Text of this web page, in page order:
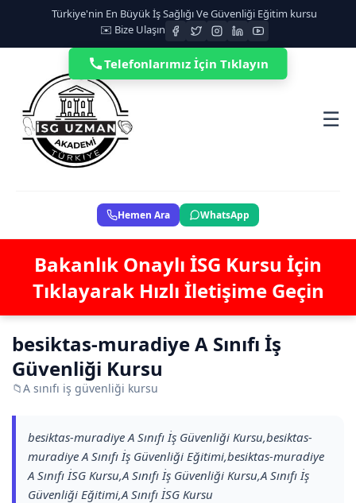
Türkiye'nin En Büyük İş Sağlığı Ve Güvenliği Eğitim kursu
✉️ Bize Ulaşın
☰
Hemen Ara WhatsApp
Bakanlık Onaylı İSG Kursu İçin
Tıklayarak Hızlı İletişime Geçin
besiktas-muradiye A Sınıfı İş
Güvenliği Kursu
📁A sınıfı iş güvenliği kursu
besiktas-muradiye A Sınıfı İş Güvenliği Kursu,besiktas-
muradiye A Sınıfı İş Güvenliği Eğitimi,besiktas-muradiye
A Sınıfı İSG Kursu,A Sınıfı İş Güvenliği Kursu,A Sınıfı İş
Güvenliği Eğitimi,A Sınıfı İSG Kursu
Telefonlarımız İçin Tıklayın